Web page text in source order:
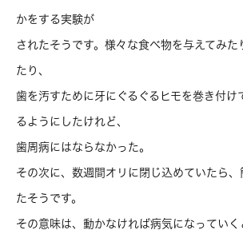
かをする実験が
されたそうです。様々な食べ物を与えてみた
たり、
歯を汚すために牙にぐるぐるヒモを巻き付け
るようにしたけれど、
歯周病にはならなかった。
その次に、数週間オリに閉じ込めていたら、
たそうです。
その意味は、動かなければ病気になっていく